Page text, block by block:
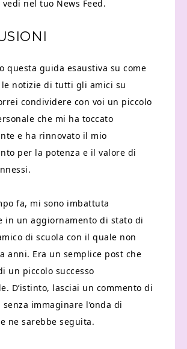
nel tuo News Feed.
questa guida esaustiva su come
le notizie di tutti gli amici su
condividere con voi un piccolo
che mi ha toccato
e ha rinnovato il mio
per la potenza e il valore di
fa, mi sono imbattuta
in un aggiornamento di stato di
di scuola con il quale non
anni. Era un semplice post che
un piccolo successo
D’istinto, lasciai un commento di
immaginare l’onda di
ne sarebbe seguita.